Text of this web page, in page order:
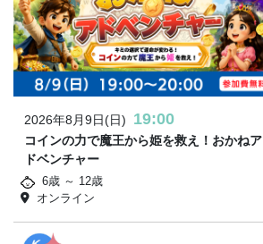
2026年8月9日(日) 19:00
コインの力で魔王から姫を救え！おかねア
ドベンチャー
6歳 ～ 12歳
オンライン